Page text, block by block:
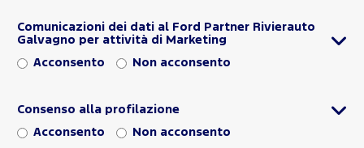
Comunicazioni dei dati al Ford Partner Rivierauto
Galvagno per attività di Marketing
Acconsento Non acconsento
Consenso alla profilazione
Acconsento Non acconsento